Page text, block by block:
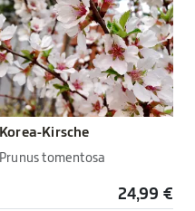
Korea-Kirsche
Prunus tomentosa
24,99 €